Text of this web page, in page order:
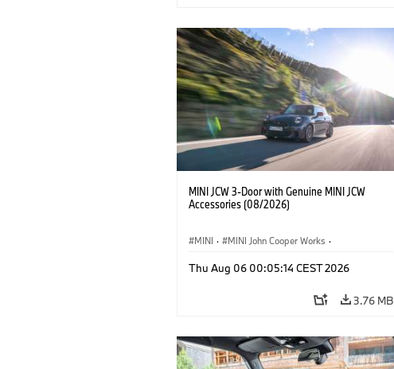
MINI JCW 3-Door with Genuine MINI JCW
Accessories (08/2026)
MINI · MINI John Cooper Works ·
Optional Extras, Accessories
Thu Aug 06 00:05:14 CEST 2026
3.76 MB